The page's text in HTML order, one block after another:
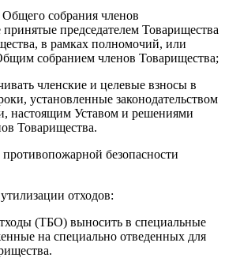
собрания членов
председателем Товарищества
в рамках полномочий, или
собранием членов Товарищества;
членские и целевые взносы в
установленные законодательством
настоящим Уставом и решениями
Товарищества.
безопасности
отходов:
(ТБО) выносить в специальные
на специально отведенных для